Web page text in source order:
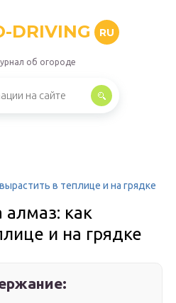
DRIVING RU
об огороде
в теплице и на грядке
алмаз: как
и на грядке